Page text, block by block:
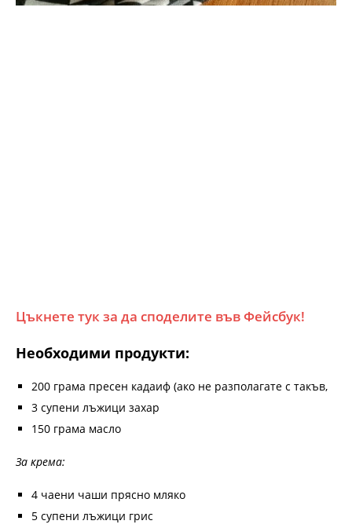
Цъкнете тук за да споделите във Фейсбук!
Необходими продукти:
200 грама пресен кадаиф (ако не разполагате с такъв,
3 супени лъжици захар
150 грама масло
За крема:
4 чаени чаши прясно мляко
5 супени лъжици грис